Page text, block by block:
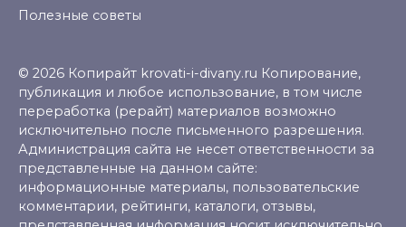
Полезные советы
© 2026 Копирайт krovati-i-divany.ru Копирование,
публикация и любое использование, в том числе
переработка (рерайт) материалов возможно
исключительно после письменного разрешения.
Администрация сайта не несет ответственности за
представленные на данном сайте:
информационные материалы, пользовательские
комментарии, рейтинги, каталоги, отзывы,